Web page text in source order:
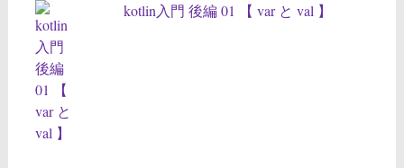
kotlin入門 後編 01 【 var と val 】